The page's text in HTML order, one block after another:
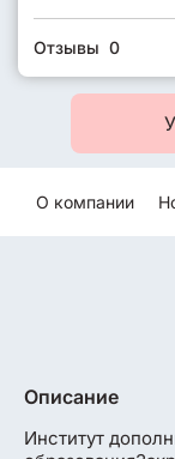
Отзывы 0
О компании
Описание
Институт